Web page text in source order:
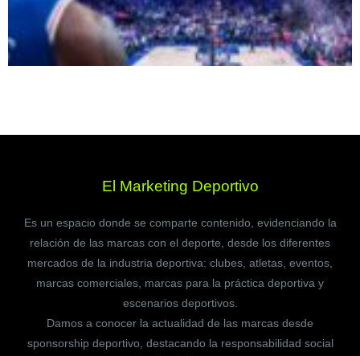
El Marketing Deportivo
Es un espacio donde se comparte contenido, evidenciando la
relación de las marcas con el deporte, desde los diferentes
mercados de la industria deportiva: clubes, atletas, eventos,
marcas comerciales, marcas para la práctica deportiva y
escenarios deportivos.
Damos a conocer la actualidad de las marcas desde
sponsorship deportivo, destacando la responsabilidad social